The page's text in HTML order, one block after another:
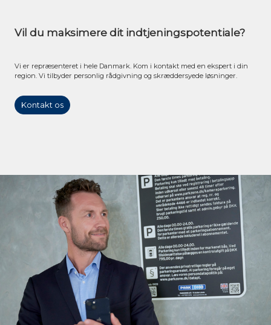
Vil du maksimere dit indtjeningspotentiale?
Vi er repræsenteret i hele Danmark. Kom i kontakt med en ekspert i din
region. Vi tilbyder personlig rådgivning og skræddersyede løsninger.
Kontakt os